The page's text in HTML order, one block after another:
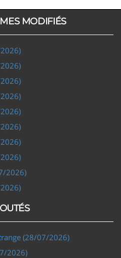
MODIFIÉS
2026)
(28/07/2026)
2026)